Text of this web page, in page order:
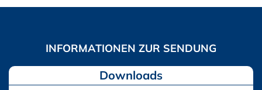
Downloads